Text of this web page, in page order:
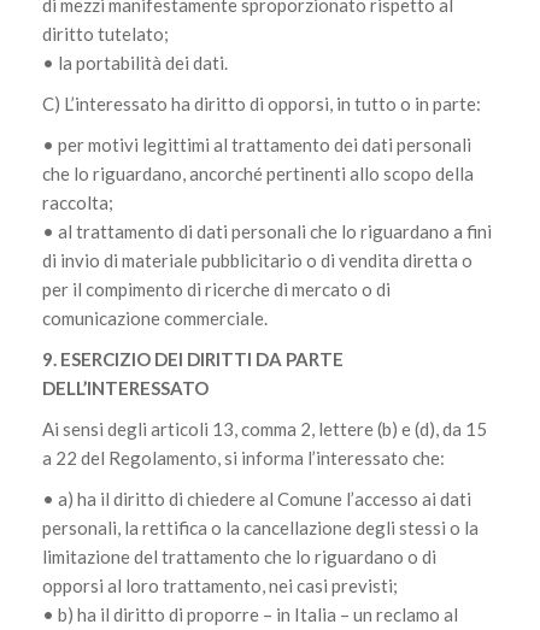
di mezzi manifestamente sproporzionato rispetto al
diritto tutelato;
• la portabilità dei dati.
C) L’interessato ha diritto di opporsi, in tutto o in parte:
• per motivi legittimi al trattamento dei dati personali
che lo riguardano, ancorché pertinenti allo scopo della
raccolta;
• al trattamento di dati personali che lo riguardano a fini
di invio di materiale pubblicitario o di vendita diretta o
per il compimento di ricerche di mercato o di
comunicazione commerciale.
9. ESERCIZIO DEI DIRITTI DA PARTE
DELL’INTERESSATO
Ai sensi degli articoli 13, comma 2, lettere (b) e (d), da 15
a 22 del Regolamento, si informa l’interessato che:
• a) ha il diritto di chiedere al Comune l’accesso ai dati
personali, la rettifica o la cancellazione degli stessi o la
limitazione del trattamento che lo riguardano o di
opporsi al loro trattamento, nei casi previsti;
• b) ha il diritto di proporre – in Italia – un reclamo al